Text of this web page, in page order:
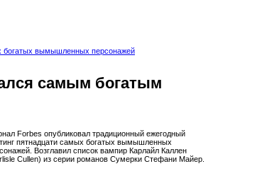
богатых вымышленных персонажей
самым богатым
Forbes опубликовал традиционный ежегодный
пятнадцати самых богатых вымышленных
Возглавил список вампир Карлайл Каллен
Cullen) из серии романов Сумерки Стефани Майер.